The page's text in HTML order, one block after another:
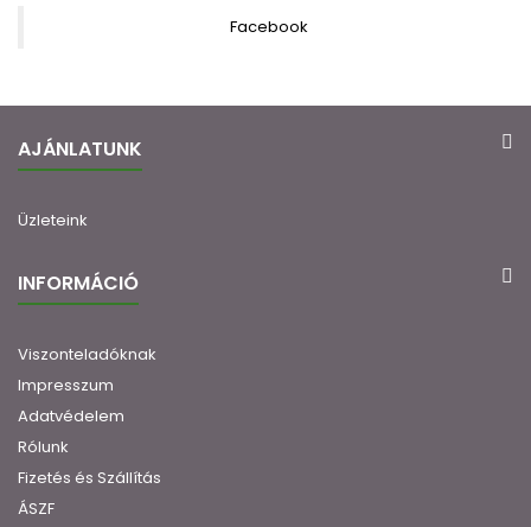
Facebook
AJÁNLATUNK
Üzleteink
INFORMÁCIÓ
Viszonteladóknak
Impresszum
Adatvédelem
Rólunk
Fizetés és Szállítás
ÁSZF